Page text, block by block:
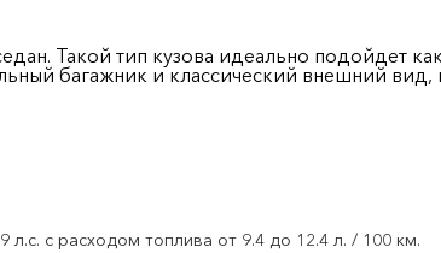
Такой тип кузова идеально подойдет
багажник и классический внешний вид,
с расходом топлива от 9.4 до 12.4 л. / 100 км.